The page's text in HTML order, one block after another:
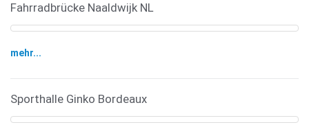
Fahrradbrücke Naaldwijk NL
mehr...
Sporthalle Ginko Bordeaux